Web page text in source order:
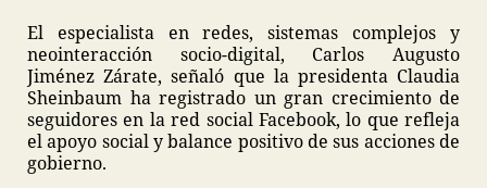
El especialista en redes, sistemas complejos y
neointeracción socio-digital, Carlos Augusto
Jiménez Zárate, señaló que la presidenta Claudia
Sheinbaum ha registrado un gran crecimiento de
seguidores en la red social Facebook, lo que refleja
el apoyo social y balance positivo de sus acciones de
gobierno.